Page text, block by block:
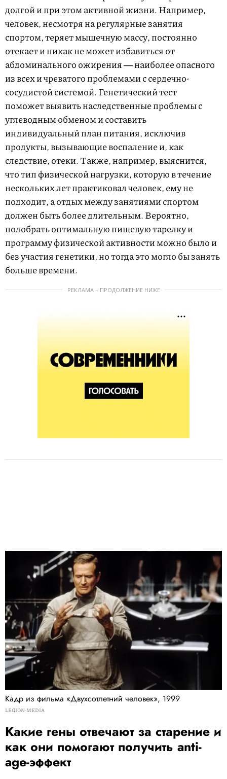
долгой и при этом активной жизни. Например,
человек, несмотря на регулярные занятия
спортом, теряет мышечную массу, постоянно
отекает и никак не может избавиться от
абдоминального ожирения ― наиболее опасного
из всех и чреватого проблемами с сердечно-
сосудистой системой. Генетический тест
поможет выявить наследственные проблемы с
углеводным обменом и составить
индивидуальный план питания, исключив
продукты, вызывающие воспаление и, как
следствие, отеки. Также, например, выяснится,
что тип физической нагрузки, которую в течение
нескольких лет практиковал человек, ему не
подходит, а отдых между занятиями спортом
должен быть более длительным. Вероятно,
подобрать оптимальную пищевую тарелку и
программу физической активности можно было и
без участия генетики, но тогда это могло бы занять
больше времени.
РЕКЛАМА – ПРОДОЛЖЕНИЕ НИЖЕ
Кадр из фильма «Двухсотлетний человек», 1999
LEGION-MEDIA
Какие гены отвечают за старение и
как они помогают получить anti-
age-эффект